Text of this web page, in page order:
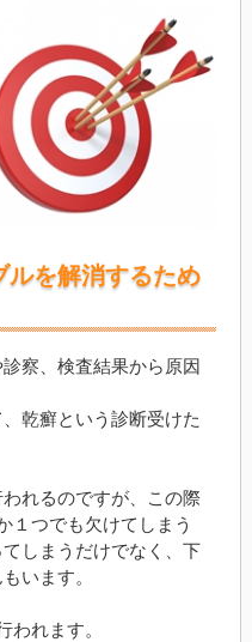
ルを解消するため
察、検査結果から原因
乾癬という診断受けた
れるのですが、この際
１つでも欠けてしまう
しまうだけでなく、下
います。
われます。